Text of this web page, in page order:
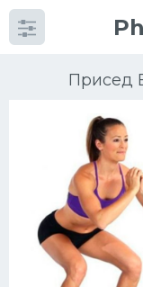
Присед
Категории
Еще картинки...